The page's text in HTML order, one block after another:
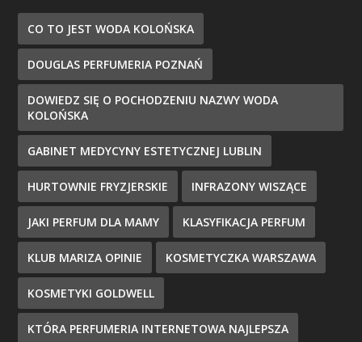
CO TO JEST WODA KOLOŃSKA
DOUGLAS PERFUMERIA POZNAŃ
DOWIEDZ SIĘ O POCHODZENIU NAZWY WODA
KOLOŃSKA
GABINET MEDYCYNY ESTETYCZNEJ LUBLIN
HURTOWNIE FRYZJERSKIE INFRAZONY WISZĄCE
JAKI PERFUM DLA MAMY KLASYFIKACJA PERFUM
KLUB MARIZA OPINIE KOSMETYCZKA WARSZAWA
KOSMETYKI GOLDWELL
KTÓRA PERFUMERIA INTERNETOWA NAJLEPSZA